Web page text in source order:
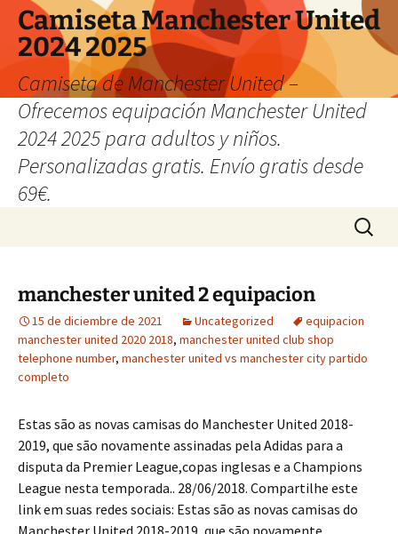
Camiseta Manchester United
2024 2025
Camiseta de Manchester United –
Ofrecemos equipación Manchester United
2024 2025 para adultos y niños.
Personalizadas gratis. Envío gratis desde
69€.
Buscar:
manchester united 2 equipacion
15 de diciembre de 2021 Uncategorized
equipacion
manchester united 2020 2018, manchester united club shop
telephone number, manchester united vs manchester city partido
completo
Estas são as novas camisas do Manchester United 2018-
2019, que são novamente assinadas pela Adidas para a
disputa da Premier League,copas inglesas e a Champions
League nesta temporada.. 28/06/2018. Compartilhe este
link em suas redes sociais: Estas são as novas camisas do
Manchester United 2018-2019, que são novamente